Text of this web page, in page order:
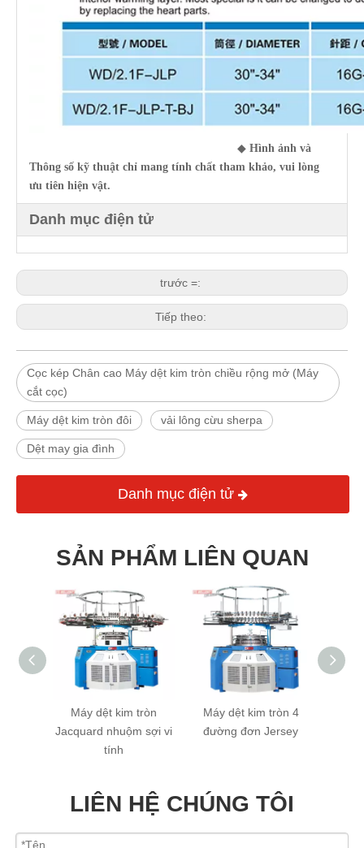
◆ Hình ảnh và
Thông số kỹ thuật chỉ mang tính chất tham khảo, vui lòng
ưu tiên hiện vật.
Danh mục điện tử
trước =:
Tiếp theo:
Cọc kép Chân cao Máy dệt kim tròn chiều rộng mở (Máy
cắt cọc)
Máy dệt kim tròn đôi vải lông cừu sherpa
Dệt may gia đình
Danh mục điện tử
SẢN PHẨM LIÊN QUAN
Máy dệt kim tròn
Jacquard nhuộm sợi vi
tính
Máy dệt kim tròn 4
đường đơn Jersey
LIÊN HỆ CHÚNG TÔI